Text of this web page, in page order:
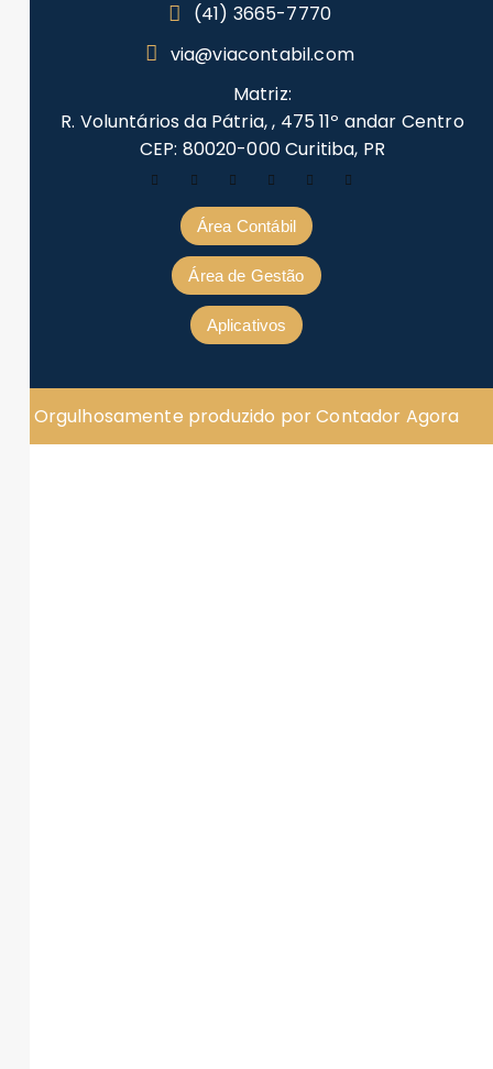
(41) 3665-7770
via@viacontabil.com
Matriz:
R. Voluntários da Pátria, , 475 11º andar Centro
CEP: 80020-000 Curitiba, PR
Área Contábil
Área de Gestão
Aplicativos
Orgulhosamente produzido por Contador Agora